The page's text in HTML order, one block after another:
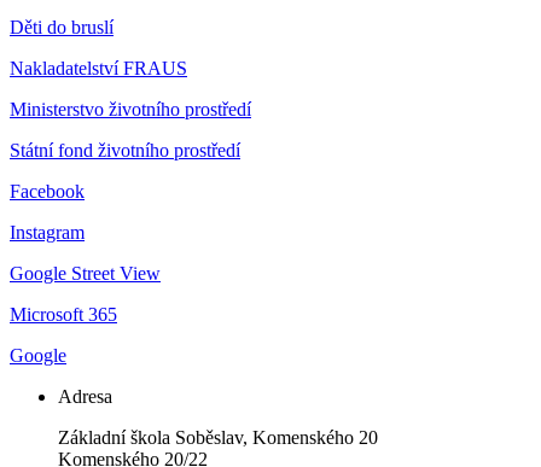
Děti do bruslí
Nakladatelství FRAUS
Ministerstvo životního prostředí
Státní fond životního prostředí
Facebook
Instagram
Google Street View
Microsoft 365
Google
Adresa
Základní škola Soběslav, Komenského 20
Komenského 20/22